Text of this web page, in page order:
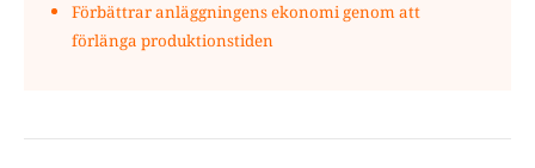
Förbättrar anläggningens ekonomi genom att
förlänga produktionstiden